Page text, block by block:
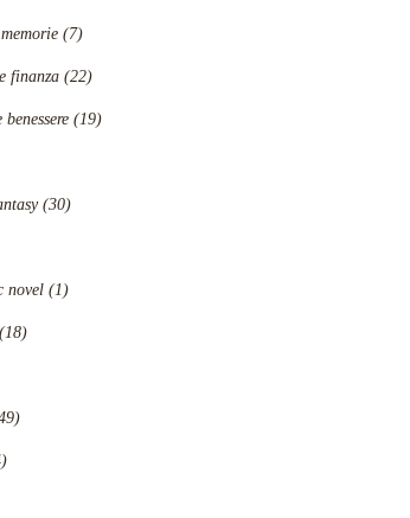
(7)
finanza (22)
(19)
(30)
novel (1)
(18)